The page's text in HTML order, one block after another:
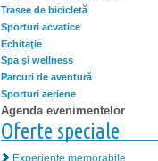
Trasee de bicicletă
Sporturi acvatice
Echitaţie
Spa şi wellness
Parcuri de aventură
Sporturi aeriene
Agenda evenimentelor
Oferte speciale
Experiențe memorabile